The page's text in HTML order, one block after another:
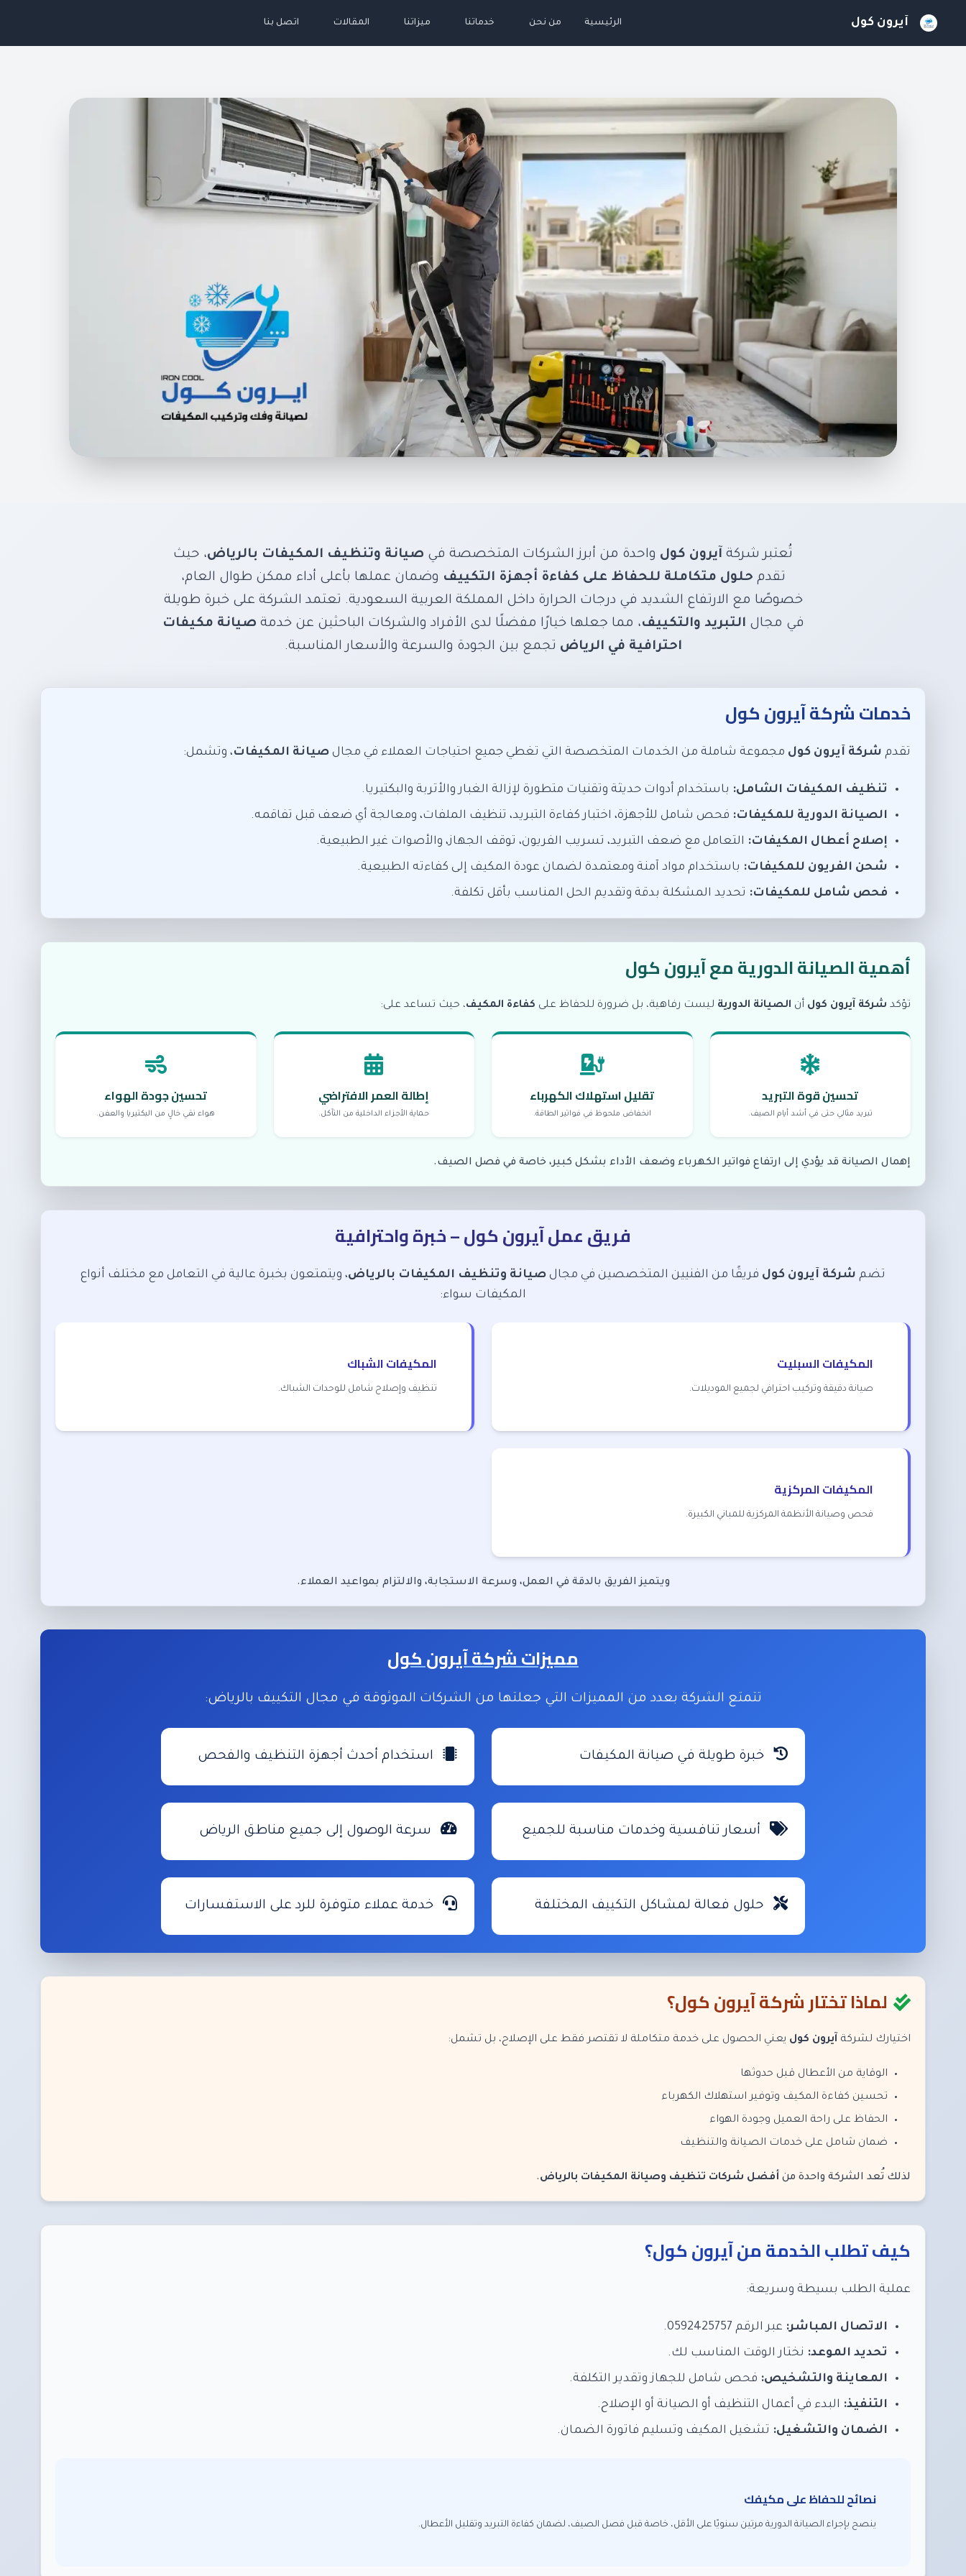
آيرون كول الرئيسية من نحن خدماتنا ميزاتنا المقالات اتصل بنا
شركة ايرون كول للتنظيف والصيانة الدورية
حلول متكاملة للحفاظ على كفاءة أجهزة التكييف – تنظيف، صيانة دورية، شحن فريون، وفحص
شامل
تُعتبر شركة آيرون كول واحدة من أبرز الشركات المتخصصة في صيانة وتنظيف المكيفات بالرياض، حيث
تقدم حلول متكاملة للحفاظ على كفاءة أجهزة التكييف وضمان عملها بأعلى أداء ممكن طوال العام،
خصوصًا مع الارتفاع الشديد في درجات الحرارة داخل المملكة العربية السعودية. تعتمد الشركة على خبرة طويلة
في مجال التبريد والتكييف، مما جعلها خيارًا مفضلًا لدى الأفراد والشركات الباحثين عن خدمة صيانة مكيفات
احترافية في الرياض تجمع بين الجودة والسرعة والأسعار المناسبة.
خدمات شركة آيرون كول
تقدم شركة آيرون كول مجموعة شاملة من الخدمات المتخصصة التي تغطي جميع احتياجات العملاء في مجال صيانة المكيفات، وتشمل:
تنظيف المكيفات الشامل: باستخدام أدوات حديثة وتقنيات متطورة لإزالة الغبار والأتربة والبكتيريا.
الصيانة الدورية للمكيفات: فحص شامل للأجهزة، اختبار كفاءة التبريد، تنظيف الملفات، ومعالجة أي ضعف قبل تفاقمه.
إصلاح أعطال المكيفات: التعامل مع ضعف التبريد، تسريب الفريون، توقف الجهاز، والأصوات غير الطبيعية.
شحن الفريون للمكيفات: باستخدام مواد آمنة ومعتمدة لضمان عودة المكيف إلى كفاءته الطبيعية.
فحص شامل للمكيفات: تحديد المشكلة بدقة وتقديم الحل المناسب بأقل تكلفة.
أهمية الصيانة الدورية مع آيرون كول
تؤكد شركة آيرون كول أن الصيانة الدورية ليست رفاهية، بل ضرورة للحفاظ على كفاءة المكيف، حيث تساعد على:
تحسين قوة التبريد
تبريد مثالي حتى في أشد أيام الصيف.
تقليل استهلاك الكهرباء
انخفاض ملحوظ في فواتير الطاقة.
إطالة العمر الافتراضي
حماية الأجزاء الداخلية من التآكل.
تحسين جودة الهواء
هواء نقي خالٍ من البكتيريا والعفن.
إهمال الصيانة قد يؤدي إلى ارتفاع فواتير الكهرباء وضعف الأداء بشكل كبير، خاصة في فصل الصيف.
فريق عمل آيرون كول – خبرة واحترافية
تضم شركة آيرون كول فريقًا من الفنيين المتخصصين في مجال صيانة وتنظيف المكيفات بالرياض، ويتمتعون بخبرة عالية في التعامل مع مختلف أنواع
المكيفات سواء:
المكيفات السبليت
صيانة دقيقة وتركيب احترافي لجميع الموديلات.
المكيفات الشباك
تنظيف وإصلاح شامل للوحدات الشباك.
المكيفات المركزية
فحص وصيانة الأنظمة المركزية للمباني الكبيرة.
ويتميز الفريق بالدقة في العمل، وسرعة الاستجابة، والالتزام بمواعيد العملاء.
مميزات شركة آيرون كول
تتمتع الشركة بعدد من المميزات التي جعلتها من الشركات الموثوقة في مجال التكييف بالرياض:
خبرة طويلة في صيانة المكيفات استخدام أحدث أجهزة التنظيف والفحص
أسعار تنافسية وخدمات مناسبة للجميع سرعة الوصول إلى جميع مناطق الرياض
حلول فعالة لمشاكل التكييف المختلفة خدمة عملاء متوفرة للرد على الاستفسارات
لماذا تختار شركة آيرون كول؟
اختيارك لشركة آيرون كول يعني الحصول على خدمة متكاملة لا تقتصر فقط على الإصلاح، بل تشمل:
الوقاية من الأعطال قبل حدوثها
تحسين كفاءة المكيف وتوفير استهلاك الكهرباء
الحفاظ على راحة العميل وجودة الهواء
ضمان شامل على خدمات الصيانة والتنظيف
لذلك تُعد الشركة واحدة من أفضل شركات تنظيف وصيانة المكيفات بالرياض.
كيف تطلب الخدمة من آيرون كول؟
عملية الطلب بسيطة وسريعة:
الاتصال المباشر: عبر الرقم 0592425757.
تحديد الموعد: نختار الوقت المناسب لك.
المعاينة والتشخيص: فحص شامل للجهاز وتقدير التكلفة.
التنفيذ: البدء في أعمال التنظيف أو الصيانة أو الإصلاح.
الضمان والتشغيل: تشغيل المكيف وتسليم فاتورة الضمان.
نصائح للحفاظ على مكيفك
ينصح بإجراء الصيانة الدورية مرتين سنويًا على الأقل، خاصة قبل فصل الصيف، لضمان كفاءة التبريد وتقليل الأعطال.